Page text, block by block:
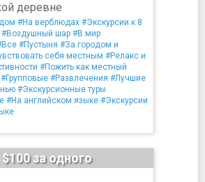
деревне
#На верблюдах #Экскурсии к 8
#Воздушный шар #В мир
#Пустыня #За городом и
себя местным #Релакс и
#Пожить как местный
#Групповые #Развлечения #Лучшие
#Экскурсионные туры
#На английском языке #Экскурсии
$100 за одного